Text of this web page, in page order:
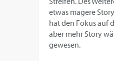
etwas magere
hat den Fokus auf
aber mehr Story
gewesen.